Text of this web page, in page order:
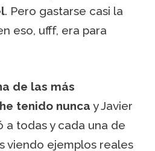
. Pero gastarse casi la
eso, ufff, era para
de las más
tenido nunca y Javier
a todas y cada una de
viendo ejemplos reales